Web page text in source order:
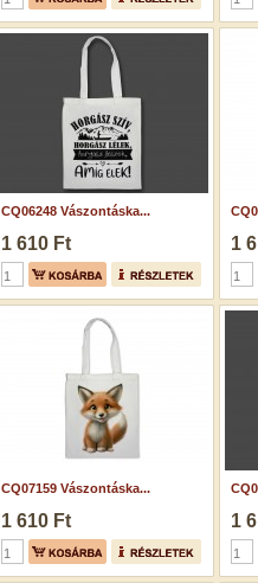
CQ06248 Vászontáska...
1 610 Ft 1
CQ07159 Vászontáska...
1 610 Ft 1